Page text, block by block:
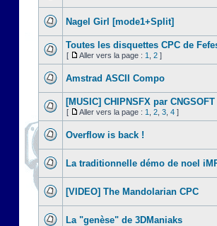
Nagel Girl [mode1+Split]
Toutes les disquettes CPC de
[ Aller vers la page : 1 2 ]
Amstrad ASCII Compo
[MUSIC] CHIPNSFX par CNGSOFT
[ Aller vers la page : 1 2 3 4 ]
Overflow is back !
La traditionnelle démo de noel
[VIDEO] The Mandolarian CPC
La "genèse" de 3DManiaks